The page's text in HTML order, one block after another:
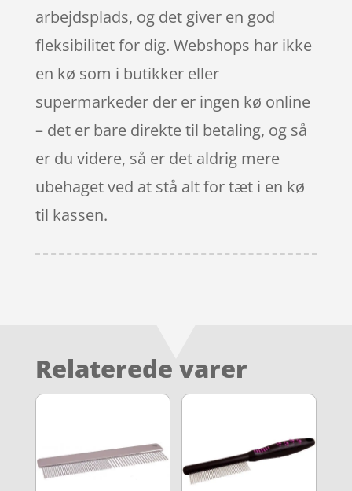
arbejdsplads, og det giver en god
fleksibilitet for dig. Webshops har ikke
en kø som i butikker eller
supermarkeder der er ingen kø online
– det er bare direkte til betaling, og så
er du videre, så er det aldrig mere
ubehaget ved at stå alt for tæt i en kø
til kassen.
Relaterede varer